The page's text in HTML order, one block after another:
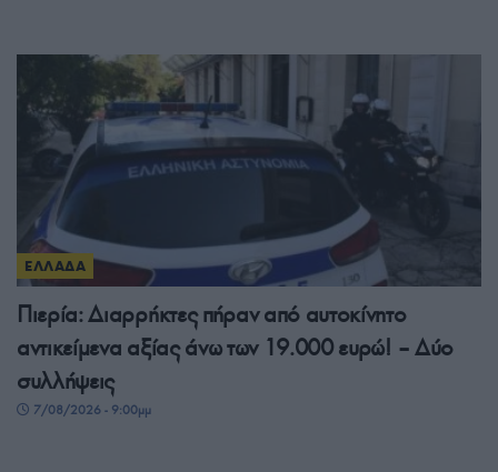
ΕΛΛΑΔΑ
Πιερία: Διαρρήκτες πήραν από αυτοκίνητο
αντικείμενα αξίας άνω των 19.000 ευρώ! – Δύο
συλλήψεις
7/08/2026 - 9:00μμ